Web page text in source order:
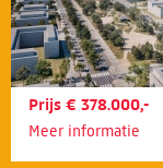
Prijs € 378.000,-
Meer informatie